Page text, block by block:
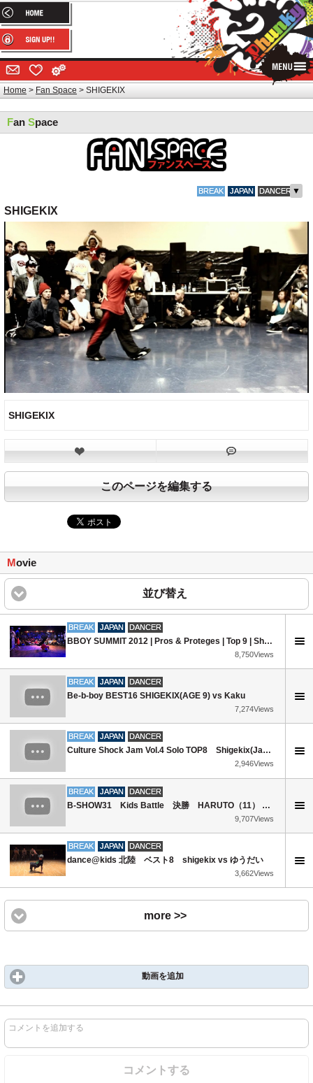
Home Fan Space SHIGEKIX
Fan Space
BREAK JAPAN DANCER ▼
SHIGEKIX
SHIGEKIX
このページを編集する
Movie
並び替え
BREAK JAPAN DANCER
BBOY SUMMIT 2012 | Pros & Proteges | Top 9 | Shie-Chan/Shigekix vs Wu-Tan/Anee
8,750Views
BREAK JAPAN DANCER
Be-b-boy BEST16 SHIGEKIX(AGE 9) vs Kaku
7,274Views
BREAK JAPAN DANCER
Culture Shock Jam Vol.4 Solo TOP8 Shigekix(Japan) vs.靖川
2,946Views
BREAK JAPAN DANCER
B-SHOW31 Kids Battle 決勝 HARUTO（11） VS SHIGEKIX（8）
9,707Views
BREAK JAPAN DANCER
dance@kids 北陸 ベスト8 shigekix vs ゆうだい
3,662Views
more >>
動画を追加
コメントを追加する
コメントする